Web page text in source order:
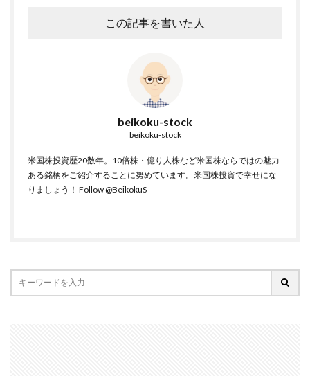
この記事を書いた人
beikoku-stock
beikoku-stock
米国株投資歴20数年。10倍株・億り人株など米国株ならではの魅力
ある銘柄をご紹介することに努めています。米国株投資で幸せにな
りましょう！ Follow @BeikokuS